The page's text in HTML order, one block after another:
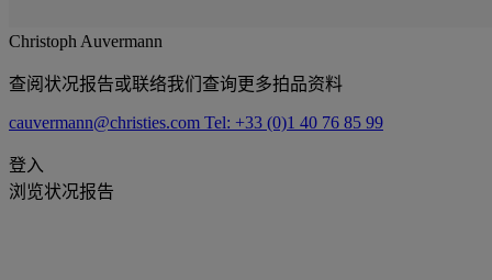
Christoph Auvermann
查阅状况报告或联络我们查询更多拍品资料
cauvermann@christies.com Tel: +33 (0)1 40 76 85 99
登入
浏览状况报告